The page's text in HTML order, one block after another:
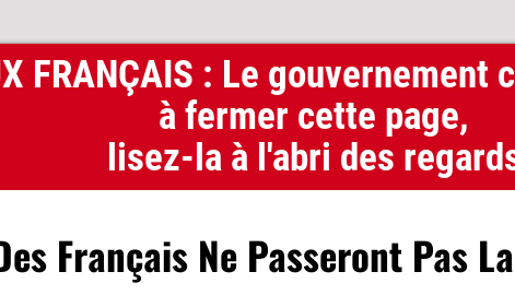
FRANÇAIS : Le
à fermer cette page,
lisez-la à l'abri des
Français Ne Passeront Pas